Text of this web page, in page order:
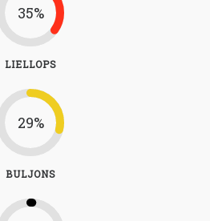
35%
LIELLOPS
29%
BULJONS